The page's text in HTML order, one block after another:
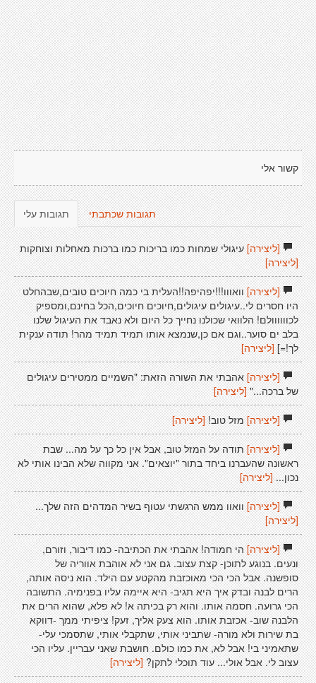
קשור אלי
תגובות עלי תגובות שכתבתי
[ליצירה]עיגולי שמחות כמו בריכות כמו ברכות מאחלות וצוחקות
[ליצירה]
[ליצירה]וואווו!!!יפהיפה!!העלית בי כמה חיוכים טובים,שבהחלט
היו חסרים לי..עיגולים עיגולים,חיוכים חיוכים,הכל בחינם,ומספיק
לכוווווולם! הלוואי שכולנו נחייך כל היום ולא נאבד את העיגול שלנו
בלב ים סוער..וגם אם כן,שנמצא אותו תמיד תמיד מהר! תודה ענקית
לך!=] [ליצירה]
[ליצירה]אהבתי את השורה הזאת: "השמיים ממטירים עיגולים
של ברכה..." [ליצירה]
[ליצירה]מזל טוב! [ליצירה]
[ליצירה]תודה על המזל טוב, אבל אין כל כך על מה... שבת
ראשונה שהעברנו ביחד בתור "יוצאים". אני מקווה שלא הבינו אותי לא
נכון... [ליצירה]
[ליצירה]וואוו ממש הרגשתי עטוף בשיר המדהים הזה שלך...
[ליצירה]
[ליצירה]הי חמודה! אהבתי את הכתיבה- כמו דיבור, וזורם,
ונעים. בנוגע לתוכן- קצת עצוב. גם אני לא אוהבת אווריה של
סופשנה. אבל הכי הכי מאוכזבת מהקטע עם הילד. הוא ניסה אותה,
הרים לבנה ובדק איך היא תגיב- היא איימה עליו בפנימיה. התשובה
הכי גרועה. חסמה אותו. והוא רק בכיתה א! לא פלא, שהוא הרים את
הלבנה שוב- אכזבת אותו. הוא צעק אליך, זעק! ציפיתי ממך -דווקא
בת שירות ולא מורה- שתביני אותי, שתקבלי אותי, שתסמכי עלי-
שתאמיני בי! אבל לא, את כמו כולם. חושבת שאני עבריין. עליו הכי
עצוב לי. אבל אולי... עוד תוכלי לתקן? [ליצירה]